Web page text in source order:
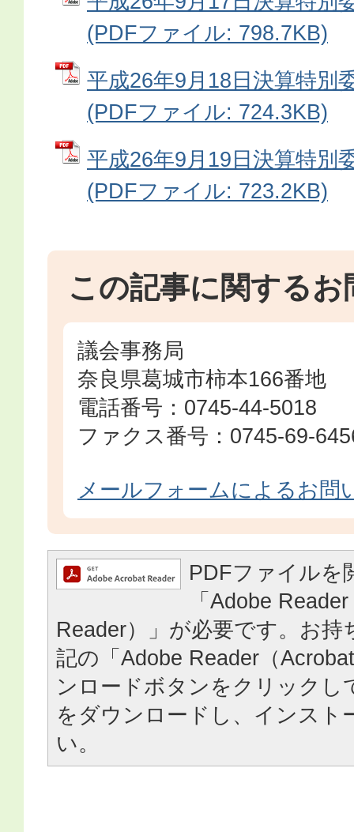
(PDFファイル: 798.7KB)
平成26年9月18日決算特別
(PDFファイル: 724.3KB)
平成26年9月19日決算特別
(PDFファイル: 723.2KB)
この記事に関するお
議会事務局
奈良県葛城市柿本166番地
電話番号：0745-44-5018
ファクス番号：0745-69-
メールフォームによるお問
PDFファイルを
「Adobe
Reader）」が必要です。お持
記の「Adobe Reader（
ンロードボタンをクリックし
をダウンロードし、インスト
い。